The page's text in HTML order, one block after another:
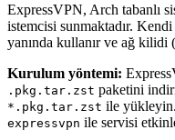
ExpressVPN, Arch tabanlı
istemcisi sunmaktadır.
yanında kullanır ve ağ
Kurulum yöntemi:
.pkg.tar.zst paketini
*.pkg.tar.zst ile yükleyin.
expressvpn ile servisi